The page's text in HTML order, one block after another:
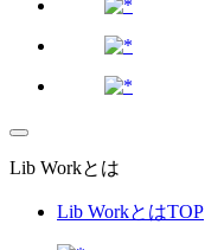
Lib Workとは
Lib WorkとはTOP